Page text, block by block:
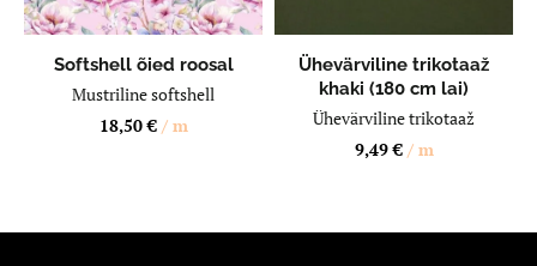
LISA OSTUKORVI
Softshell õied roosal
Mustriline softshell
18,50€ / m
LISA OSTUKORVI
Ühevärviline trikotaaž
khaki (180 cm lai)
Ühevärviline trikotaaž
9,49€ / m